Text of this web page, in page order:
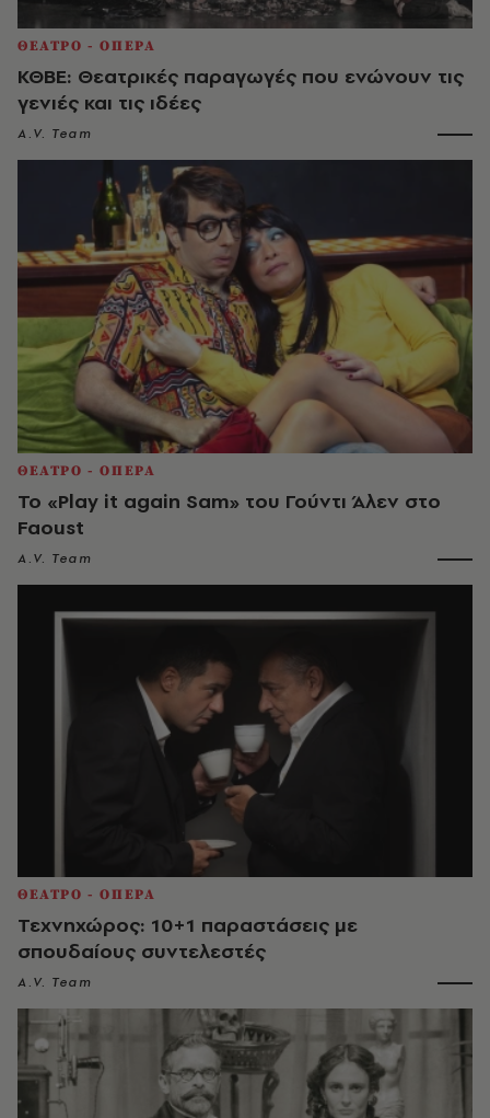
ΘΕΑΤΡΟ - ΟΠΕΡΑ
ΚΘΒΕ: Θεατρικές παραγωγές που ενώνουν τις
γενιές και τις ιδέες
A.V. Team
ΘΕΑΤΡΟ - ΟΠΕΡΑ
Το «Play it again Sam» του Γούντι Άλεν στο
Faoust
A.V. Team
ΘΕΑΤΡΟ - ΟΠΕΡΑ
Τεχνηχώρος: 10+1 παραστάσεις με
σπουδαίους συντελεστές
A.V. Team